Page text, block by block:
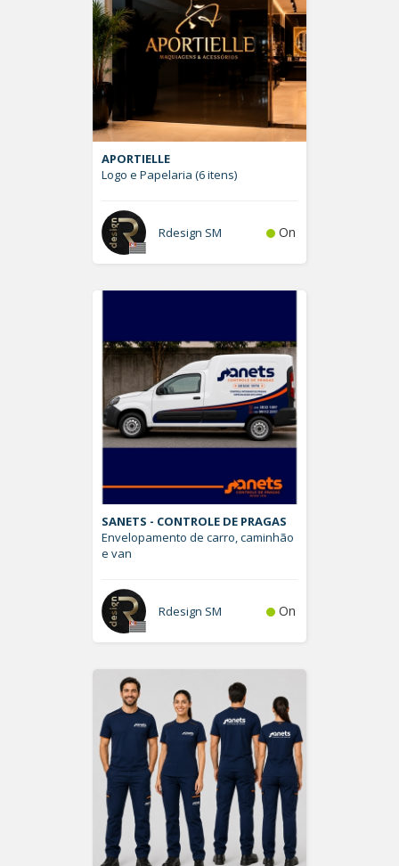
APORTIELLE
Logo e Papelaria (6 itens)
Rdesign SM On
SANETS - CONTROLE DE PRAGAS
Envelopamento de carro, caminhão
e van
Rdesign SM On